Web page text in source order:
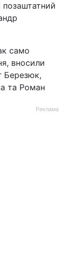
позаштатний
само
вносили
Березюк,
та Роман
Реклама